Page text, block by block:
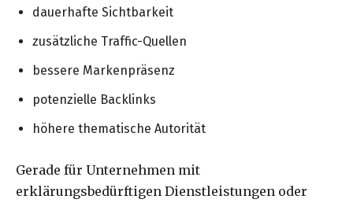
dauerhafte Sichtbarkeit
zusätzliche Traffic-Quellen
bessere Markenpräsenz
potenzielle Backlinks
höhere thematische Autorität
Gerade für Unternehmen mit
erklärungsbedürftigen Dienstleistungen oder